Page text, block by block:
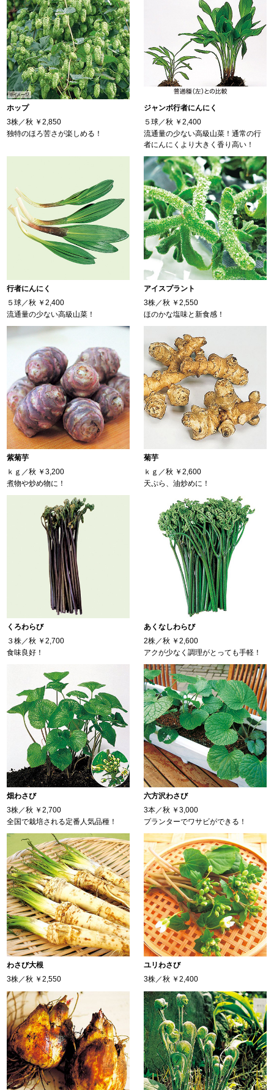
ホップ
3株／秋 ￥2,850
独特のほろ苦さが楽しめる！
ジャンボ行者にんにく
５球／秋 ￥2,400
流通量の少ない高級山菜！通常の行
者にんにくより大きく香り高い！
行者にんにく
５球／秋 ￥2,400
流通量の少ない高級山菜！
アイスプラント
3株／秋 ￥2,550
ほのかな塩味と新食感！
紫菊芋
ｋｇ／秋 ￥3,200
煮物や炒め物に！
菊芋
ｋｇ／秋 ￥2,600
天ぷら、油炒めに！
くろわらび
３株／秋 ￥2,700
食味良好！
あくなしわらび
2株／秋 ￥2,600
アクが少なく調理がとっても手軽！
畑わさび
3株／秋 ￥2,700
全国で栽培される定番人気品種！
六方沢わさび
3本／秋 ￥3,000
プランターでワサビができる！
わさび大根
3株／秋 ￥2,550
ユリわさび
3株／秋 ￥2,400